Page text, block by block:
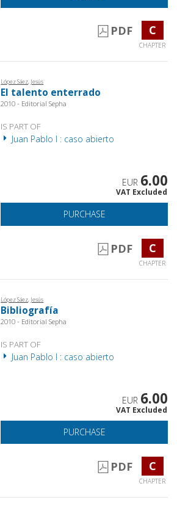
PDF C
CHAPTER
López Sáez, Jesús
El talento enterrado
2010 - Editorial Sepha
IS PART OF
Juan Pablo I : caso abierto
EUR 6.00
VAT Excluded
PURCHASE
PDF C
CHAPTER
López Sáez, Jesús
Bibliografía
2010 - Editorial Sepha
IS PART OF
Juan Pablo I : caso abierto
EUR 6.00
VAT Excluded
PURCHASE
PDF C
CHAPTER